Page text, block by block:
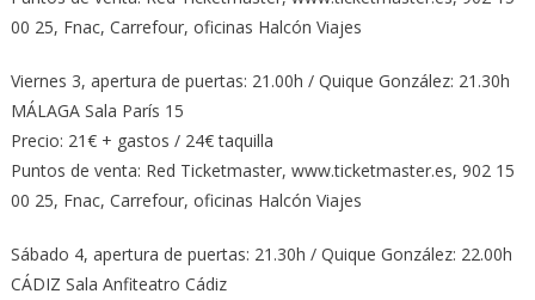
00 25, Fnac, Carrefour, oficinas Halcón Viajes
Viernes 3, apertura de puertas: 21.00h / Quique González: 21.30h
MÁLAGA Sala París 15
Precio: 21€ + gastos / 24€ taquilla
Puntos de venta: Red Ticketmaster, www.ticketmaster.es, 902 15
00 25, Fnac, Carrefour, oficinas Halcón Viajes
Sábado 4, apertura de puertas: 21.30h / Quique González: 22.00h
CÁDIZ Sala Anfiteatro Cádiz